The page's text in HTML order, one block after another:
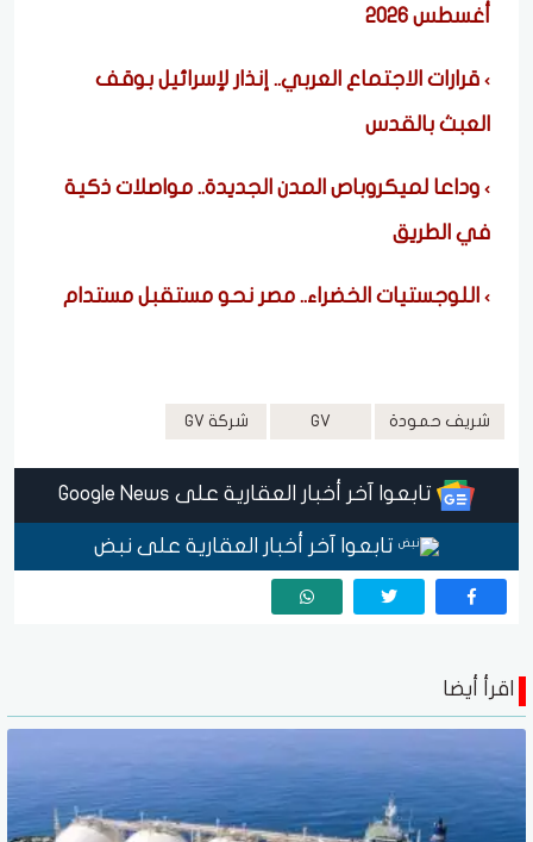
أغسطس 2026
قرارات الاجتماع العربي.. إنذار لإسرائيل بوقف
العبث بالقدس
وداعا لميكروباص المدن الجديدة.. مواصلات ذكية
في الطريق
اللوجستيات الخضراء.. مصر نحو مستقبل مستدام
شريف حمودة GV شركة GV
تابعوا آخر أخبار العقارية على Google News
تابعوا آخر أخبار العقارية على نبض
اقرأ أيضا